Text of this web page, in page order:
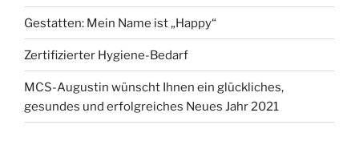
Gestatten: Mein Name ist „Happy“
Zertifizierter Hygiene-Bedarf
MCS-Augustin wünscht Ihnen ein glückliches,
gesundes und erfolgreiches Neues Jahr 2021